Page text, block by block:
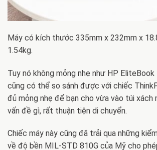
Máy có kích thước 335mm x 232mm x
1.54kg.
Tuy nó không mỏng nhẹ như HP EliteBook
cũng có thể so sánh được với chiếc
đủ mỏng nhẹ để bạn cho vừa vào túi xách
vấn đề gì, rất thuận tiện di chuyển.
Chiếc máy này cũng đã trải qua những
về độ bền MIL-STD 810G của Mỹ cho